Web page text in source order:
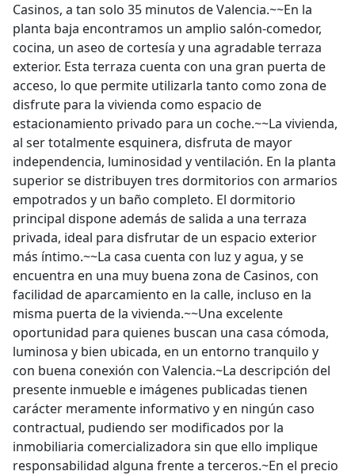
Casinos, a tan solo 35 minutos de Valencia.~~En la
planta baja encontramos un amplio salón-comedor,
cocina, un aseo de cortesía y una agradable terraza
exterior. Esta terraza cuenta con una gran puerta de
acceso, lo que permite utilizarla tanto como zona de
disfrute para la vivienda como espacio de
estacionamiento privado para un coche.~~La vivienda,
al ser totalmente esquinera, disfruta de mayor
independencia, luminosidad y ventilación. En la planta
superior se distribuyen tres dormitorios con armarios
empotrados y un baño completo. El dormitorio
principal dispone además de salida a una terraza
privada, ideal para disfrutar de un espacio exterior
más íntimo.~~La casa cuenta con luz y agua, y se
encuentra en una muy buena zona de Casinos, con
facilidad de aparcamiento en la calle, incluso en la
misma puerta de la vivienda.~~Una excelente
oportunidad para quienes buscan una casa cómoda,
luminosa y bien ubicada, en un entorno tranquilo y
con buena conexión con Valencia.~La descripción del
presente inmueble e imágenes publicadas tienen
carácter meramente informativo y en ningún caso
contractual, pudiendo ser modificados por la
inmobiliaria comercializadora sin que ello implique
responsabilidad alguna frente a terceros.~En el precio